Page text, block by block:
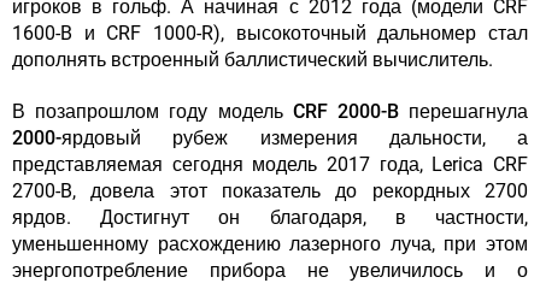
игроков в гольф. А начиная с 2012 года (модели CRF
1600-B и CRF 1000-R), высокоточный дальномер стал
дополнять встроенный баллистический вычислитель.
В позапрошлом году модель CRF 2000-B перешагнула
2000-ярдовый рубеж измерения дальности, а
представляемая сегодня модель 2017 года, Lerica CRF
2700-B, довела этот показатель до рекордных 2700
ярдов. Достигнут он благодаря, в частности,
уменьшенному расхождению лазерного луча, при этом
энергопотребление прибора не увеличилось и о